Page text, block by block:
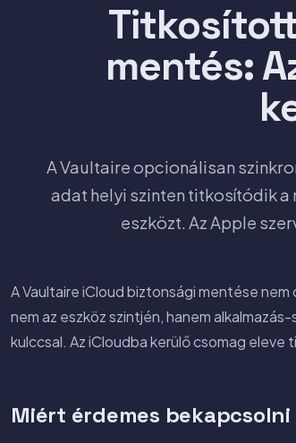
mentés:
A Vaultaire opcionálisan
adat helyi szinten titkosítódik
eszközt. Az Apple
A Vaultaire iCloud biztonsági mentése
nem az eszköz szintjén, hanem
kulccsal. Az iCloudba kerülő csomag
Miért érdemes bekapcsolni